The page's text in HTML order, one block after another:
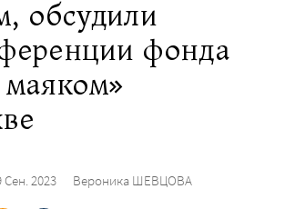
обсудили
фонда
Сен. 2023 Вероника ШЕВЦОВА